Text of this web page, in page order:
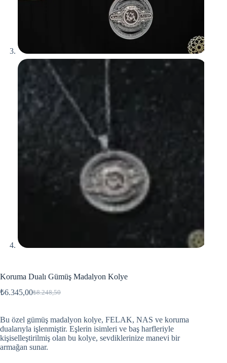
Koruma Dualı Gümüş Madalyon Kolye
₺8.248,50
₺6.345,00
Bu özel gümüş madalyon kolye, FELAK, NAS ve koruma
dualarıyla işlenmiştir. Eşlerin isimleri ve baş harfleriyle
kişiselleştirilmiş olan bu kolye, sevdiklerinize manevi bir
armağan sunar.